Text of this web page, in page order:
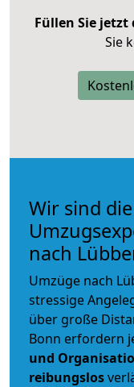
Füllen Sie jetzt
Sie
Wir sind
nach
Umzüge nach
stressige
über große
Bonn erfordern
und
reibungslos